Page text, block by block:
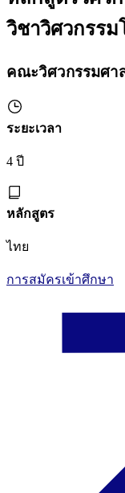
วิชาวิศวกรร
คณะวิศวกรรมศา
ระยะเวลา
4 ปี
หลักสูตร
ไทย
การสมัครเข้าศึกษา